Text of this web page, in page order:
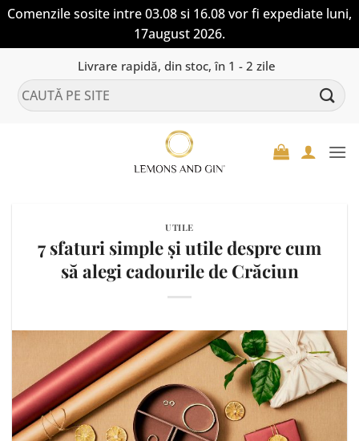
Comenzile sosite intre 03.08 si 16.08 vor fi expediate luni,
17august 2026.
content
Livrare rapidă, din stoc, în 1 - 2 zile
Caută
după:
UTILE
7 sfaturi simple și utile despre cum
să alegi cadourile de Crăciun